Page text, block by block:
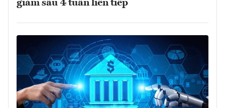
giảm sâu 4 tuần liên tiếp